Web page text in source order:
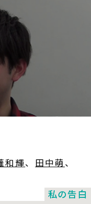
和輝、 田中萌 、
私の告白